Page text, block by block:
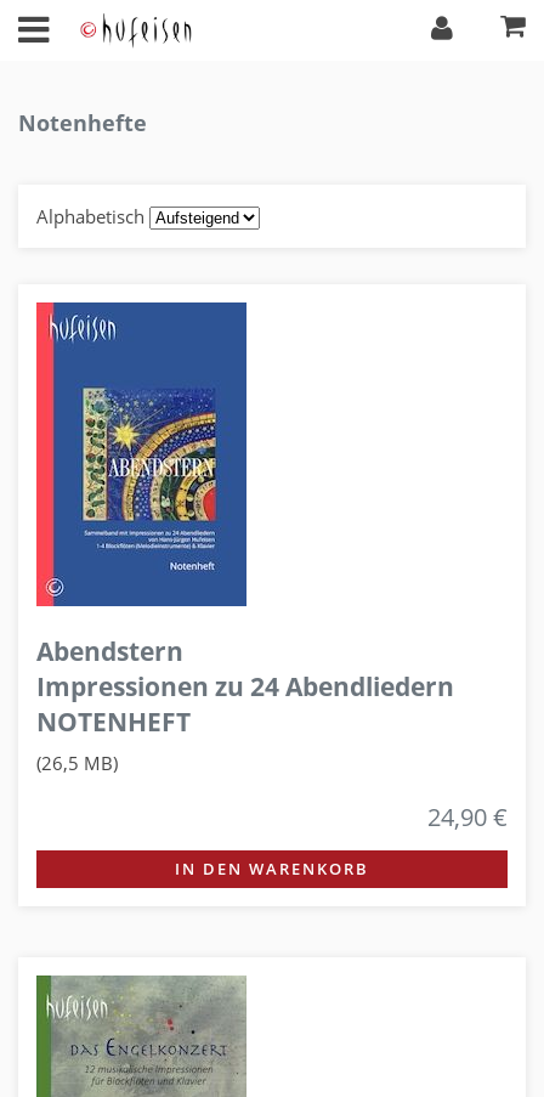
Notenhefte
Alphabetisch
Abendstern
Impressionen zu 24 Abendliedern
NOTENHEFT
(26,5 MB)
24,90 €
IN DEN WARENKORB